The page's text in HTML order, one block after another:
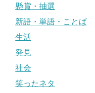
懸賞・抽選
新語・単語・ことば
生活
発見
社会
笑ったネタ